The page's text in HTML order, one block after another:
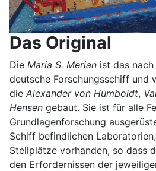
Das Original
Die Maria S. Merian ist das
deutsche Forschungsschiff und
die Alexander von Humboldt,
Hensen gebaut. Sie ist für alle
Grundlagenforschung
Schiff befindlichen
Stellplätze vorhanden, so dass
den Erfordernissen der